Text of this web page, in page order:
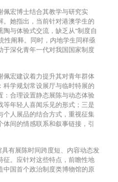
佩宏博士结合其教学与研究实
。她指出，当前针对港澳学生的
与体验式交流，缺乏从“制度自
性阐释。同时，内地学生同样亟
于深化青年一代对我国国家制度
佩宏建议着力提升其对青年群体
科学规划常设展厅与临时特展的
：合理设置静态展陈与动态体验
等年轻人喜闻乐见的形式；三是
人展品的结合方式，重视征集
间的情感联系和叙事链接，引
有展陈时间跨度短、内容动态发
征。应针对这些特点，前瞻性地
国首个政治制度类博物馆的原